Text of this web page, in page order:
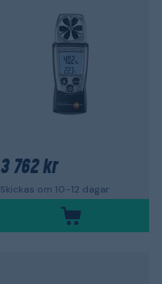
3 762 kr
Skickas om 10-12 dagar